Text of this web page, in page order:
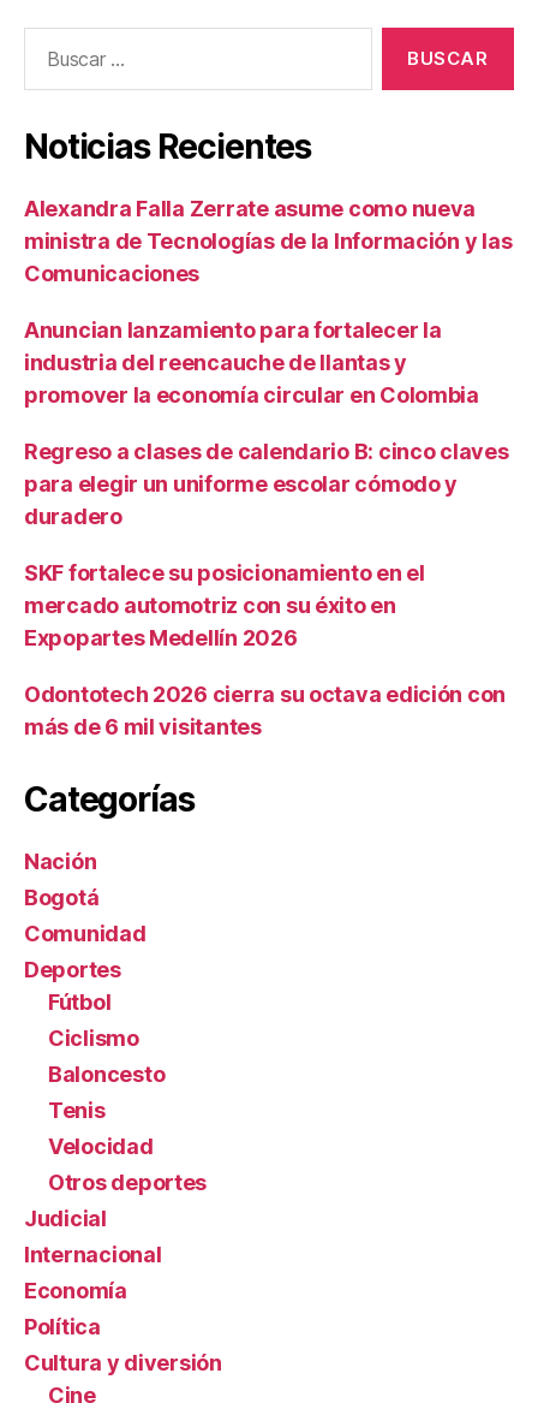
Noticias Recientes
Alexandra Falla Zerrate asume como nueva
ministra de Tecnologías de la Información y las
Comunicaciones
Anuncian lanzamiento para fortalecer la
industria del reencauche de llantas y
promover la economía circular en Colombia
Regreso a clases de calendario B: cinco claves
para elegir un uniforme escolar cómodo y
duradero
SKF fortalece su posicionamiento en el
mercado automotriz con su éxito en
Expopartes Medellín 2026
Odontotech 2026 cierra su octava edición con
más de 6 mil visitantes
Categorías
Nación
Bogotá
Comunidad
Deportes
Fútbol
Ciclismo
Baloncesto
Tenis
Velocidad
Otros deportes
Judicial
Internacional
Economía
Política
Cultura y diversión
Cine